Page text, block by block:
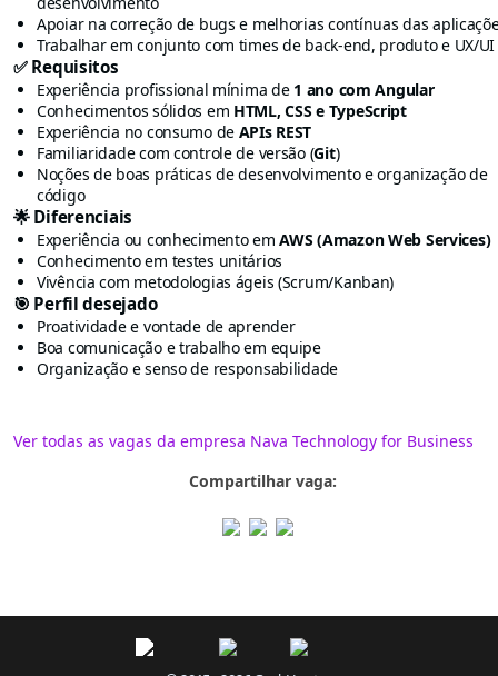
Apoiar na correção de bugs e melhorias contínuas das
Trabalhar em conjunto com times de back-end, produto e UX/UI
✅ Requisitos
Experiência profissional mínima de 1 ano com Angular
Conhecimentos sólidos em HTML, CSS e TypeScript
Experiência no consumo de APIs REST
Familiaridade com controle de versão (Git)
Noções de boas práticas de desenvolvimento e organização de
código
🌟 Diferenciais
Experiência ou conhecimento emAWS (Amazon Web Services)
Conhecimento em testes unitários
Vivência com metodologias ágeis (Scrum/Kanban)
🎯 Perfil desejado
Proatividade e vontade de aprender
Boa comunicação e trabalho em equipe
Organização e senso de responsabilidade
Ver todas as vagas da empresa Nava Technology for Business
Compartilhar vaga: